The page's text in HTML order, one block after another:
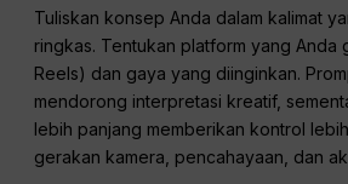
Tuliskan konsep Anda dalam kalimat
ringkas. Tentukan platform yang Anda
Reels) dan gaya yang diinginkan.
mendorong interpretasi kreatif,
lebih panjang memberikan kontrol
gerakan kamera, pencahayaan, dan